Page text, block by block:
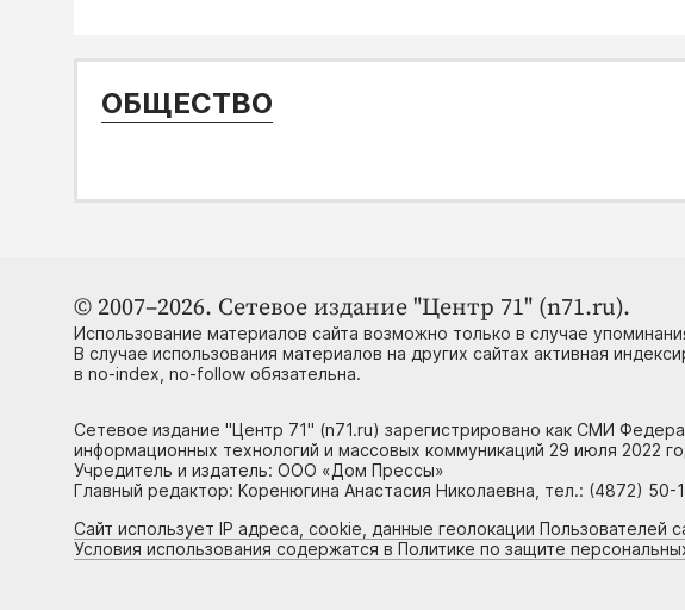
ОБЩЕСТВО
© 2007–2026. Сетевое издание "Центр 71" (n71.ru).
Использование материалов сайта возможно только в случае
В случае использования материалов на других сайтах активная
в no-index, no-follow обязательна.
Сетевое издание "Центр 71" (n71.ru) зарегистрировано как СМИ
информационных технологий и массовых коммуникаций 29 июля 2022
Учредитель и издатель: ООО «Дом Прессы»
Главный редактор: Коренюгина Анастасия Николаевна, тел.: (4872) 50-
Сайт использует IP адреса, cookie, данные геолокации Пользователей
Условия использования содержатся в Политике по защите